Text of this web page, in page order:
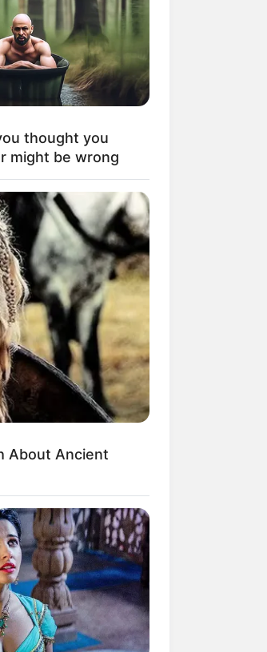
Online &
Auto
Potret
Bahan
10 Cara
Belanjaan
thought you
might be wrong
About Ancient